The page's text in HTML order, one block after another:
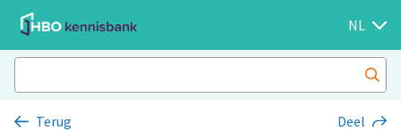
NL
Terug Deel